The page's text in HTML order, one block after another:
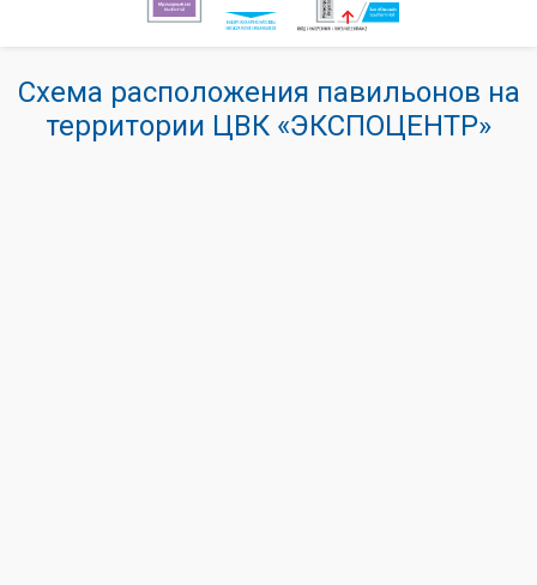
Схема расположения павильонов на
территории ЦВК «ЭКСПОЦЕНТР»